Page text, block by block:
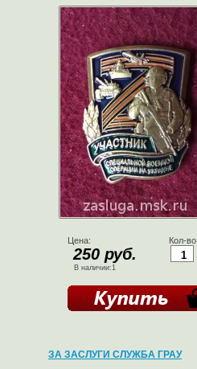
Цена:
250 руб.
В наличии:1
Кол-
ЗА ЗАСЛУГИ СЛУЖБА ГРАУ